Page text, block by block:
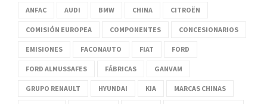
ANFAC AUDI BMW CHINA CITROËN
COMISIÓN EUROPEA COMPONENTES CONCESIONARIOS
EMISIONES FACONAUTO FIAT FORD
FORD ALMUSSAFES FÁBRICAS GANVAM
GRUPO RENAULT HYUNDAI KIA MARCAS CHINAS